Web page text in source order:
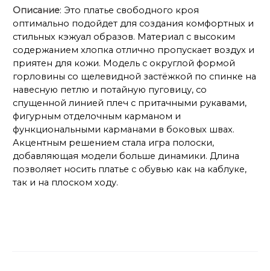
Описание: Это платье свободного кроя
оптимально подойдет для создания комфортных и
стильных кэжуал образов. Материал с высоким
содержанием хлопка отлично пропускает воздух и
приятен для кожи. Модель с округлой формой
горловины со щелевидной застёжкой по спинке на
навесную петлю и потайную пуговицу, со
спущенной линией плеч с притачными рукавами,
фигурным отделочным карманом и
функциональными карманами в боковых швах.
Акцентным решением стала игра полоски,
добавляющая модели больше динамики. Длина
позволяет носить платье с обувью как на каблуке,
так и на плоском ходу.